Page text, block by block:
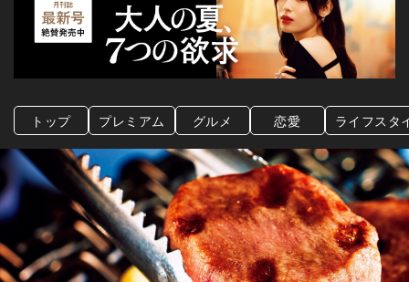
トップ プレミアム グルメ 恋愛 ライフスタ